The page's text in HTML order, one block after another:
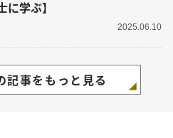
に学ぶ】
2025.06.10
記事をもっと見る